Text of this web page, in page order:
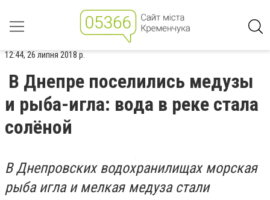
12:44, 26 липня 2018 р.
В Днепре поселились медузы
и рыба-игла: вода в реке стала
солёной
В Днепровских водохранилищах морская
рыба игла и мелкая медуза стали